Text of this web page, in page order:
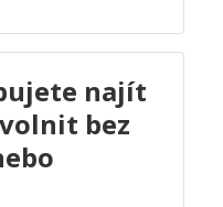
najít
bez